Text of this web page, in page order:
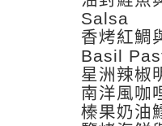
Salsa
香烤紅鯛
Basil
星洲辣椒
南洋風咖
榛果奶油